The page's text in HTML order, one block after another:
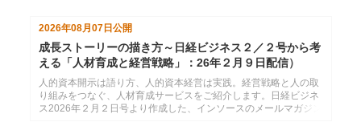
2026年08月07日 公開
成長ストーリーの描き方～日経ビジネス２／２号から考
える「人材育成と経営戦略」：26年２月９日配信）
人的資本開示は語り方、人的資本経営は実践。経営戦略と人の取
り組みをつなぐ、人材育成サービスをご紹介します。日経ビジネ
ス2026年２月２日号より作成した、インソースのメールマガジン